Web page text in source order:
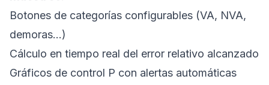
Botones de categorías configurables (VA, NVA,
demoras...)
Cálculo en tiempo real del error relativo alcanzado
Gráficos de control P con alertas automáticas